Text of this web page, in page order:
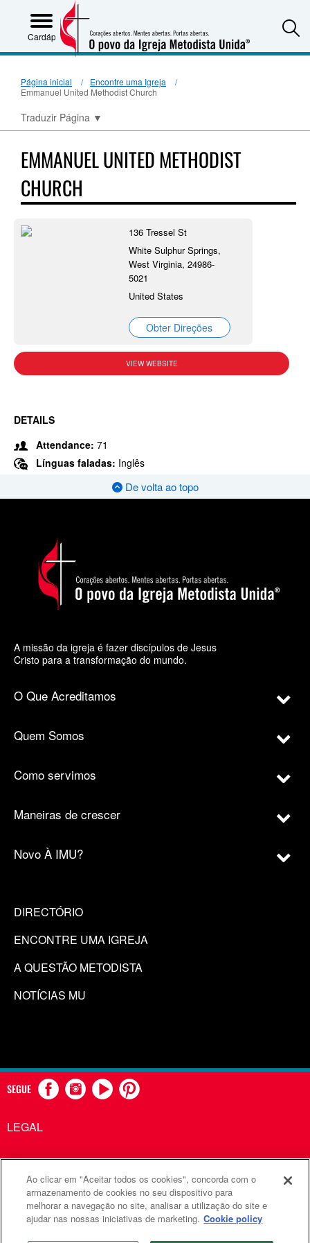
Cardápio
Página inicial
Encontre uma Igreja
Emmanuel United Methodist Church
Traduzir Página ▼
EMMANUEL UNITED METHODIST
CHURCH
136 Tressel St
White Sulphur Springs,
West Virginia, 24986-
5021
United States
Obter Direções
VIEW WEBSITE
DETAILS
Attendance: 71
Línguas faladas: Inglês
De volta ao topo
A missão da igreja é fazer discípulos de Jesus
Cristo para a transformação do mundo.
O Que Acreditamos
Quem Somos
Como servimos
Maneiras de crescer
Novo À IMU?
DIRECTÓRIO
ENCONTRE UMA IGREJA
A QUESTÃO METODISTA
NOTÍCIAS MU
SEGUE
LEGAL
Comunicações Metodistas Unidas é uma agência da Igreja
Metodista Unida
©2026 Comunicações Metodistas Unidas. Todos os direitos
Ao clicar em "Aceitar todos os cookies", concorda com o
armazenamento de cookies no seu dispositivo para
melhorar a navegação no site, analisar a utilização do site e
ajudar nas nossas iniciativas de marketing. Cookie policy